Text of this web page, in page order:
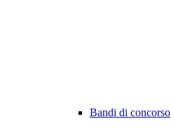
Bandi di concorso